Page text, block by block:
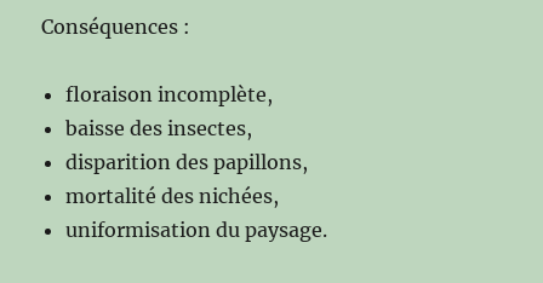
Conséquences :
floraison incomplète,
baisse des insectes,
disparition des papillons,
mortalité des nichées,
uniformisation du paysage.